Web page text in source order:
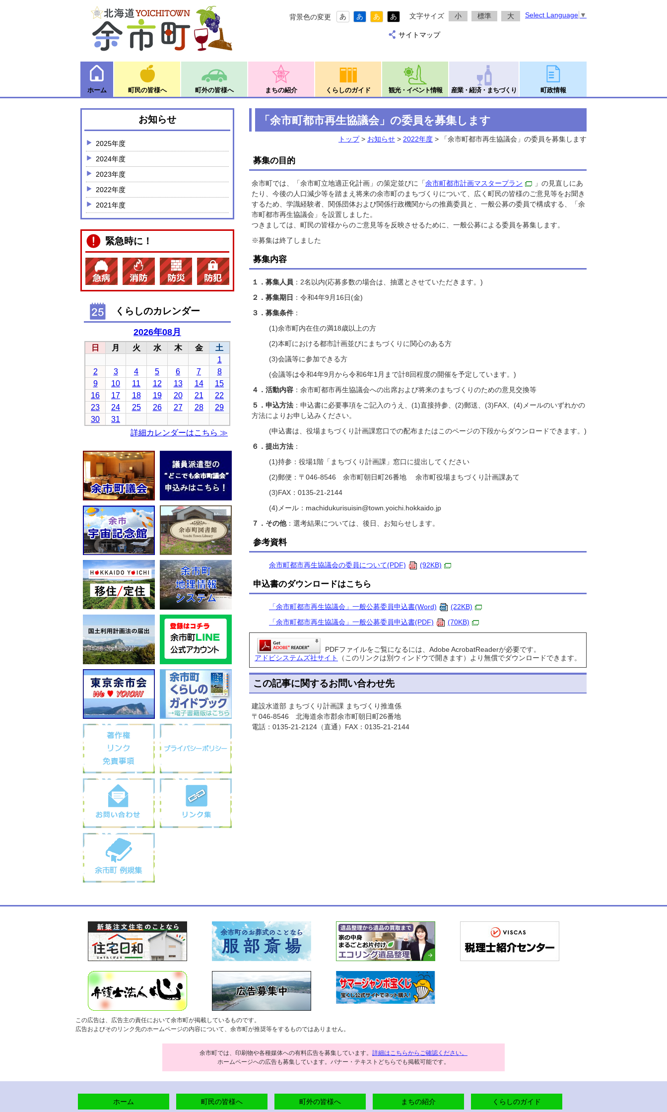
背景色の変更 あ あ あ あ 文字サイズ 小 標準 大 Select Language ▼
サイトマップ
ホーム 町民の皆様へ 町外の皆様へ まちの紹介 くらしのガイド 観光・イベント情報 産業・経済・まちづくり 町政情報
「余市町都市再生協議会」の委員を募集します
トップ> お知らせ > 2022年度 > 「余市町都市再生協議会」の委員を募集します
募集の目的
余市町では、「余市町立地適正化計画」の策定並びに「余市町都市計画マスタープラン
」の見直しにあ
たり、今後の人口減少等を踏まえ将来の余市町のまちづくりについて、広く町民の皆様のご意見等をお聞き
するため、学識経験者、関係団体および関係行政機関からの推薦委員と、一般公募の委員で構成する、「余
市町都市再生協議会」を設置しました。
つきましては、町民の皆様からのご意見等を反映させるために、一般公募による委員を募集します。
※募集は終了しました
募集内容
１．募集人員 ：2名以内(応募多数の場合は、抽選とさせていただきます。)
２．募集期日 ：令和4年9月16日(金)
３．募集条件：
(1)余市町内在住の満18歳以上の方
(2)本町における都市計画並びにまちづくりに関心のある方
(3)会議等に参加できる方
(会議等は令和4年9月から令和6年1月まで計8回程度の開催を予定しています。)
４．活動内容 ：余市町都市再生協議会への出席および将来のまちづくりのための意見交換等
５．申込方法 ：申込書に必要事項をご記入のうえ、(1)直接持参、(2)郵送、(3)FAX、(4)メールのいずれかの
方法によりお申し込みください。
(申込書は、役場まちづくり計画課窓口での配布またはこのページの下段からダウンロードできます。)
６．提出方法 ：
(1)持参：役場1階「まちづくり計画課」窓口に提出してください
(2)郵便：〒046-8546 余市町朝日町26番地 余市町役場まちづくり計画課あて
(3)FAX：0135-21-2144
(4)メール：machidukurisuisin@town.yoichi.hokkaido.jp
７．その他：選考結果については、後日、お知らせします。
参考資料
余市町都市再生協議会の委員について(PDF) (92KB)
申込書のダウンロードはこちら
「余市町都市再生協議会」一般公募委員申込書(Word)
(22KB)
「余市町都市再生協議会」一般公募委員申込書(PDF)
(70KB)
PDFファイルをご覧になるには、Adobe AcrobatReaderが必要です。
アドビシステムズ社サイト
（このリンクは別ウィンドウで開きます）より無償でダウンロードできます。
この記事に関するお問い合わせ先
建設水道部 まちづくり計画課 まちづくり推進係
〒046-8546 北海道余市郡余市町朝日町26番地
電話： 0135-21-2124 （直通）FAX：0135-21-2144
お知らせ
2025年度
2024年度
2023年度
2022年度
2021年度
緊急時に！
くらしのカレンダー
この広告は、広告主の責任において余市町が掲載しているものです。
広告およびそのリンク先のホームページの内容について、余市町が推奨等をするものではありません。
余市町では、印刷物や各種媒体への有料広告を募集しています。 詳細はこちらからご確認ください。
ホームページへの広告も募集しています。バナー・テキストどちらでも掲載可能です。
ホーム 町民の皆様へ 町外の皆様へ まちの紹介 くらしのガイド